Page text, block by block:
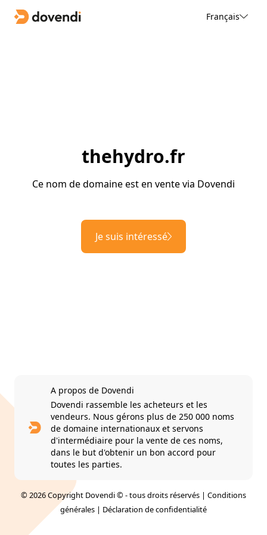
Français
thehydro.fr
Ce nom de domaine est en vente via Dovendi
Je suis intéressé
A propos de Dovendi
Dovendi rassemble les acheteurs et les
vendeurs. Nous gérons plus de 250 000 noms
de domaine internationaux et servons
d'intermédiaire pour la vente de ces noms,
dans le but d'obtenir un bon accord pour
toutes les parties.
© 2026 Copyright Dovendi © - tous droits réservés | Conditions
générales | Déclaration de confidentialité